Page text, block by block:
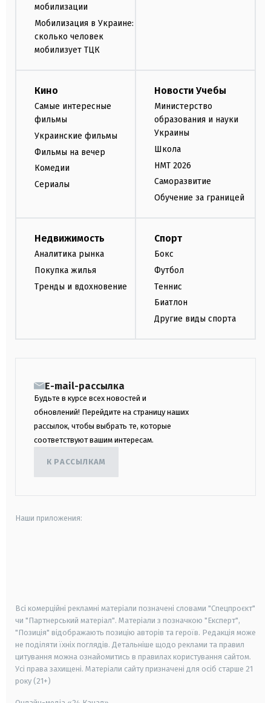
мобилизации
Мобилизация в Украине:
сколько человек
мобилизует ТЦК
Кино
Самые интересные
фильмы
Украинские фильмы
Фильмы на вечер
Комедии
Сериалы
Новости Учебы
Министерство
образования и науки
Украины
Школа
НМТ 2026
Саморазвитие
Обучение за границей
Недвижимость
Аналитика рынка
Покупка жилья
Тренды и вдохновение
Спорт
Бокс
Футбол
Теннис
Биатлон
Другие виды спорта
E-mail-рассылка
Будьте в курсе всех новостей и
обновлений! Перейдите на страницу наших
рассылок, чтобы выбрать те, которые
соответствуют вашим интересам.
К РАССЫЛКАМ
Наши приложения:
Всі комерційні рекламні матеріали позначені словами "Спецпроєкт"
чи "Партнерський матеріал". Матеріали з позначкою "Експерт",
"Позиція" відображають позицію авторів та героїв. Редакція може
не поділяти їхніх поглядів. Детальніше щодо реклами та правил
цитування можна ознайомитись в правилах користування сайтом.
Усі права захищені. Матеріали сайту призначені для осіб старше 21
року (21+)